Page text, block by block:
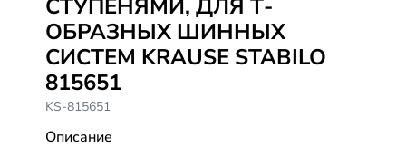
СТУПЕНЯМИ, ДЛЯ Т-
ОБРАЗНЫХ ШИННЫХ
СИСТЕМ KRAUSE STABILO
815651
KS-815651
Описание